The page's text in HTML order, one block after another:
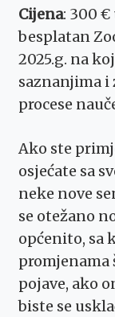
Cijena: 300
besplatan
2025.g. na
saznanjima i
procese
Ako ste
osjećate sa
neke nove
se otežano
općenito, sa
promjenama
pojave, ako
biste se